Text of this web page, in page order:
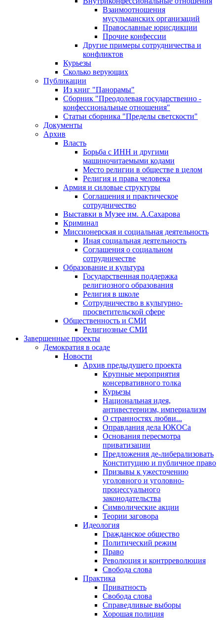
Взаимоотношения
мусульманских организаций
Православные юрисдикции
Прочие конфессии
Другие примеры сотрудничества и
конфликтов
Курьезы
Сколько верующих
Публикации
Из книг "Панорамы"
Сборник "Преодолевая государственно -
конфессиональные отношения"
Статьи сборника "Пределы светскости"
Документы
Архив
Власть
Борьба с ИНН и другими
машиночитаемыми кодами
Место религии в обществе в целом
Религия и права человека
Армия и силовые структуры
Соглашения и практическое
сотрудничество
Выставки в Музее им. А.Сахарова
Криминал
Миссионерская и социальная деятельность
Иная социальная деятельность
Соглашения о социальном
сотрудничестве
Образование и культура
Государственная поддержка
религиозного образования
Религия в школе
Сотрудничество в культурно-
просветительской сфере
Общественность и СМИ
Религиозные СМИ
Завершенные проекты
Демократия в осаде
Новости
Архив предыдущего проекта
Крупные мероприятия
консервативного толка
Курьезы
Национальная идея,
антивестернизм, империализм
О странностях любви...
Оправдания дела ЮКОСа
Основания пересмотра
приватизации
Предложения де-либерализовать
Конституцию и публичное право
Призывы к ужесточению
уголовного и уголовно-
процессуального
законодательства
Символические акции
Теории заговора
Идеология
Гражданское общество
Политический режим
Право
Революция и контрреволюция
Свобода слова
Практика
Приватность
Свобода слова
Справедливые выборы
Хорошая полиция